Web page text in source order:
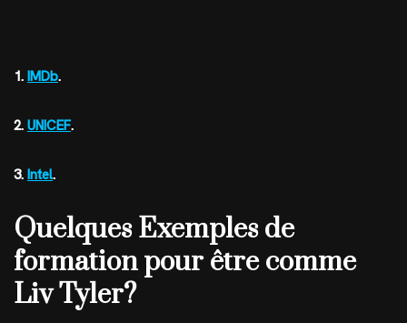
1. IMDb.
2. UNICEF.
3. Intel.
Quelques Exemples de
formation pour être comme
Liv Tyler?